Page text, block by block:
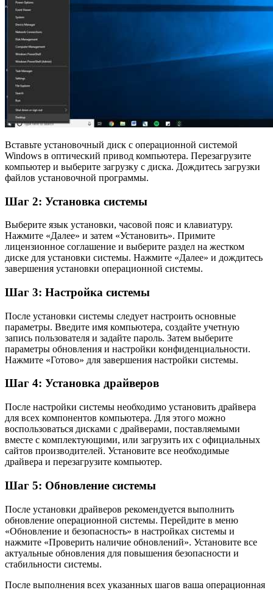
Вставьте установочный диск с операционной системой
Windows в оптический привод компьютера. Перезагрузите
компьютер и выберите загрузку с диска. Дождитесь загрузки
файлов установочной программы.
Шаг 2: Установка системы
Выберите язык установки, часовой пояс и клавиатуру.
Нажмите «Далее» и затем «Установить». Примите
лицензионное соглашение и выберите раздел на жестком
диске для установки системы. Нажмите «Далее» и дождитесь
завершения установки операционной системы.
Шаг 3: Настройка системы
После установки системы следует настроить основные
параметры. Введите имя компьютера, создайте учетную
запись пользователя и задайте пароль. Затем выберите
параметры обновления и настройки конфиденциальности.
Нажмите «Готово» для завершения настройки системы.
Шаг 4: Установка драйверов
После настройки системы необходимо установить драйвера
для всех компонентов компьютера. Для этого можно
воспользоваться дисками с драйверами, поставляемыми
вместе с комплектующими, или загрузить их с официальных
сайтов производителей. Установите все необходимые
драйвера и перезагрузите компьютер.
Шаг 5: Обновление системы
После установки драйверов рекомендуется выполнить
обновление операционной системы. Перейдите в меню
«Обновление и безопасность» в настройках системы и
нажмите «Проверить наличие обновлений». Установите все
актуальные обновления для повышения безопасности и
стабильности системы.
После выполнения всех указанных шагов ваша операционная